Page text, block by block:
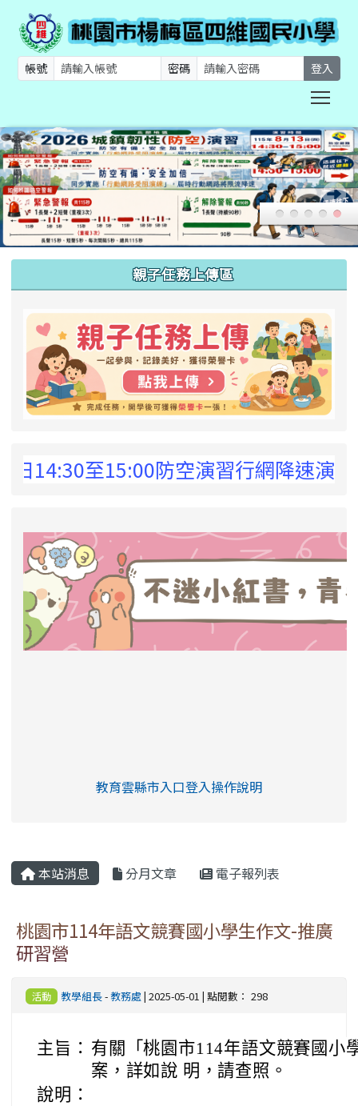
帳號 密碼 登入
親子任務上傳區
至15:00防空演習行網降速演練，請預
link to https://eliteracy.edu.tw/Shorts/
教育雲縣市入口登入操作說明
本站消息 分月文章 電子報列表
桃園市114年語文競賽國小學生作文-推廣
研習營
活動 教學組長-教務處 | 2025-05-01 | 點閱數： 298
主旨： 有關「桃園市114年語文競賽國小
案，詳如說 明，請查照。
說明：